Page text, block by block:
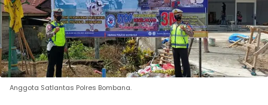
Anggota Satlantas Polres Bombana.